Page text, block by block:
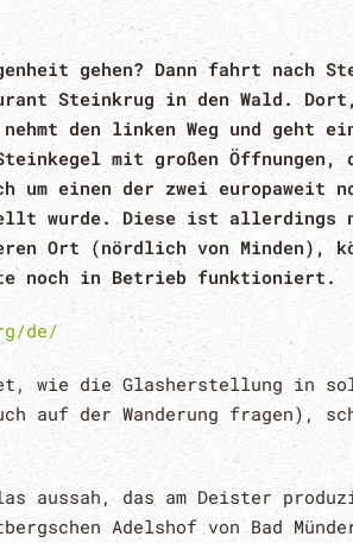
gehen? Dann fahrt nach
Steinkrug in den Wald.
den linken Weg und geht
mit großen Öffnungen,
um einen der zwei europaweit
wurde. Diese ist allerdings
Ort (nördlich von Minden),
noch in Betrieb funktioniert.
de/
wie die Glasherstellung in
auf der Wanderung fragen),
aussah, das am Deister
Adelshof von Bad